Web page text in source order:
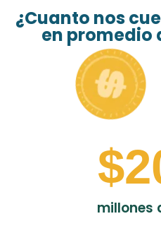
¿Cuanto nos
en promedio
millones
$